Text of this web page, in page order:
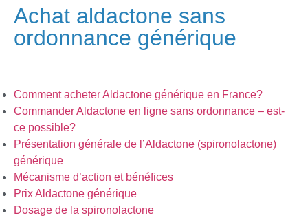
Achat aldactone sans
ordonnance générique
Comment acheter Aldactone générique en France?
Commander Aldactone en ligne sans ordonnance – est-
ce possible?
Présentation générale de l’Aldactone (spironolactone)
générique
Mécanisme d’action et bénéfices
Prix Aldactone générique
Dosage de la spironolactone